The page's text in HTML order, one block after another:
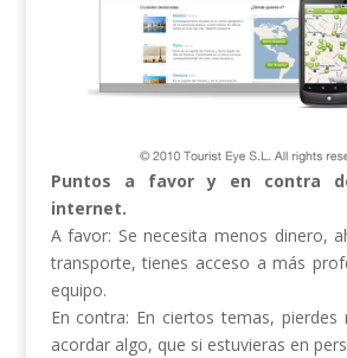
Puntos a favor y en contra
internet.
A favor: Se necesita menos dinero,
transporte, tienes acceso a más
equipo.
En contra: En ciertos temas,
acordar algo, que si estuvieras en